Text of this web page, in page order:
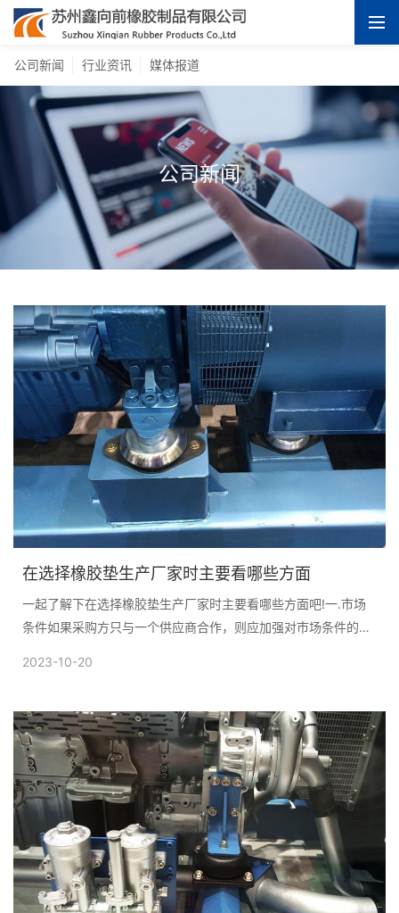
公司新闻 行业资讯 媒体报道
公司新闻
在选择橡胶垫生产厂家时主要看哪些方面
一起了解下在选择橡胶垫生产厂家时主要看哪些方面吧!一.市场
条件如果采购方只与一个供应商合作，则应加强对市场条件的监
2023-10-20